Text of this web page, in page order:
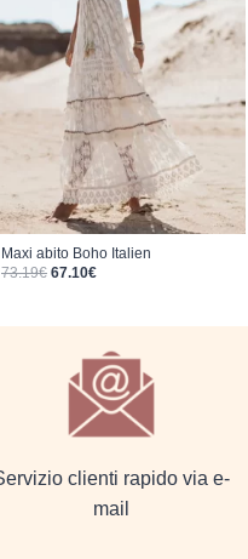
Maxi abito Boho Italien
73.19€ Il prezzo originale era: 73.19€.
67.10€Il prezzo attuale è: 67.10€.
clienti rapido via e-
mail